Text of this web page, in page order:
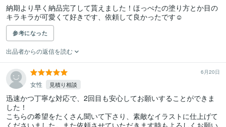
納期より早く納品完了して貰えました！ほっぺたの塗り方とか目の
キラキラが可愛くて好きです、依頼して良かったです☺️
参考になった
出品者からの返信を読む
6月20日
女性 見積り相談
迅速かつ丁寧な対応で、2回目も安心してお願いすることができま
した！
こちらの希望をたくさん聞いて下さり、素敵なイラストに仕上げて